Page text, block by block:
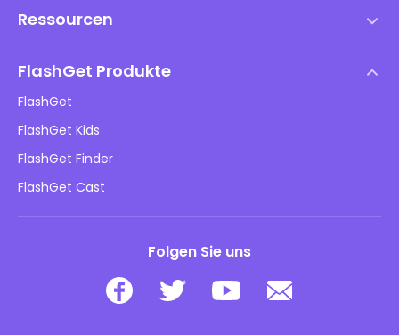
DMCA-Richtlinie
Datenschutzrichtlinie
Werberichtlinien
Verkaufen Sie nicht meine Informationen
Ressourcen
Online-Sicherheit für Kinder
Herunterladen
FlashGet Produkte
FlashGet
FlashGet Kids
FlashGet Finder
FlashGet Cast
Folgen Sie uns